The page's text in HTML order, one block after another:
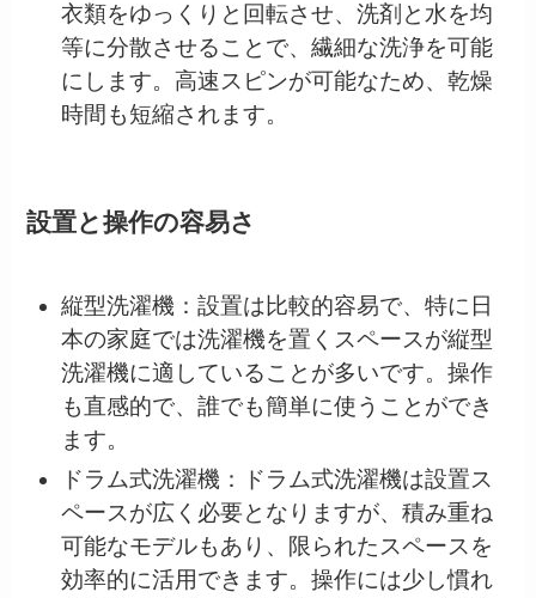
衣類をゆっくりと回転させ、洗剤と水を均
等に分散させることで、繊細な洗浄を可能
にします。高速スピンが可能なため、乾燥
時間も短縮されます。
設置と操作の容易さ
縦型洗濯機：設置は比較的容易で、特に日
本の家庭では洗濯機を置くスペースが縦型
洗濯機に適していることが多いです。操作
も直感的で、誰でも簡単に使うことができ
ます。
ドラム式洗濯機：ドラム式洗濯機は設置ス
ペースが広く必要となりますが、積み重ね
可能なモデルもあり、限られたスペースを
効率的に活用できます。操作には少し慣れ